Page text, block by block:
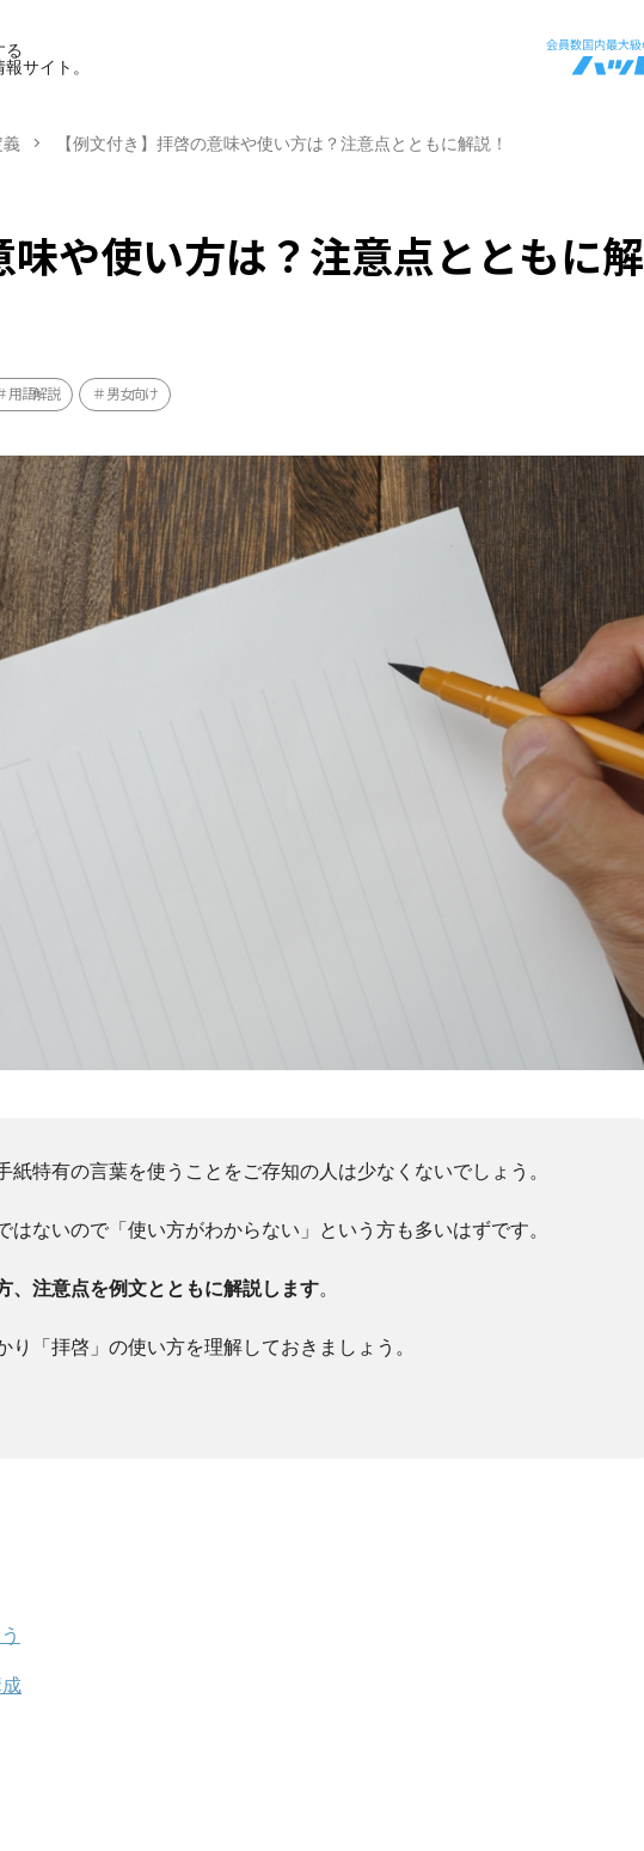
る
サイト。
義 【例文付き】拝啓の意味や使い方は？注意点とともに解説！
味や使い方は？注意点とともに解
用語解説 男女向け
特有の言葉を使うことをご存知の人は少なくないでしょう。
はないので「使い方がわからない」という方も多いはずです。
、注意点を例文とともに解説します。
「拝啓」の使い方を理解しておきましょう。